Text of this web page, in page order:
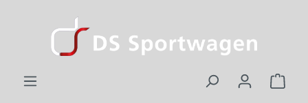
Zum Hauptinhalt springen